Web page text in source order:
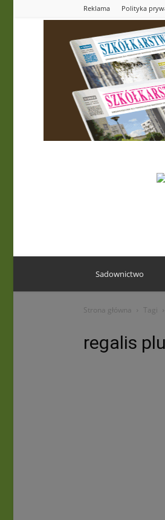
Reklama Polityka
Sadownictwo
Strona główna Tagi
regalis